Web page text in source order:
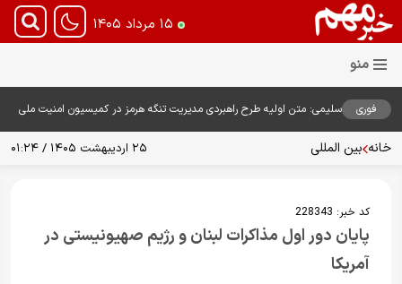
۱۵ مرداد ۱۴۰۵
فوری
سلیمی: متن اولیه طرح راهبردی مدیریت تنگه هرمز در کمیسیون امنیت ملی
خانه بین المللی ۲۵ اردیبهشت ۱۴۰۵ / ۰۱:۲۴
کد خبر: 228343
پایان دور اول مذاکرات لبنان و رژیم صهیونیستی در
آمریکا